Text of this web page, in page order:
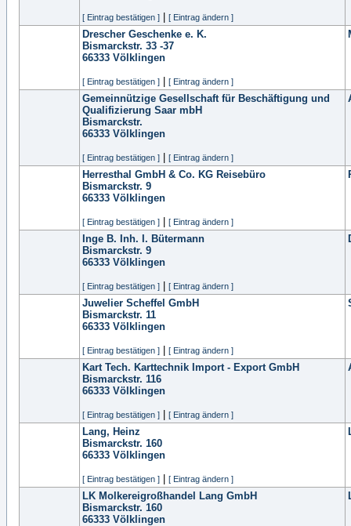
[ Eintrag bestätigen ] [ Eintrag ändern ]
Drescher Geschenke e. K.
Bismarckstr. 33 -37
66333 Völklingen
[ Eintrag bestätigen ] [ Eintrag ändern ]
Gemeinnützige Gesellschaft für Beschäftigung und
Qualifizierung Saar mbH
Bismarckstr.
66333 Völklingen
[ Eintrag bestätigen ] [ Eintrag ändern ]
Herresthal GmbH & Co. KG Reisebüro
Bismarckstr. 9
66333 Völklingen
[ Eintrag bestätigen ] [ Eintrag ändern ]
Inge B. Inh. I. Bütermann
Bismarckstr. 9
66333 Völklingen
[ Eintrag bestätigen ] [ Eintrag ändern ]
Juwelier Scheffel GmbH
Bismarckstr. 11
66333 Völklingen
[ Eintrag bestätigen ] [ Eintrag ändern ]
Kart Tech. Karttechnik Import - Export GmbH
Bismarckstr. 116
66333 Völklingen
[ Eintrag bestätigen ] [ Eintrag ändern ]
Lang, Heinz
Bismarckstr. 160
66333 Völklingen
[ Eintrag bestätigen ] [ Eintrag ändern ]
LK Molkereigroßhandel Lang GmbH
Bismarckstr. 160
66333 Völklingen